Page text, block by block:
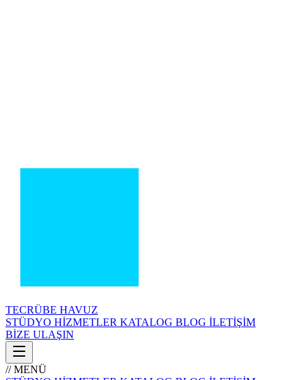
TECRÜBE HAVUZ
STÜDYO HİZMETLER KATALOG BLOG İLETİŞİM
BİZE ULAŞIN
// MENÜ